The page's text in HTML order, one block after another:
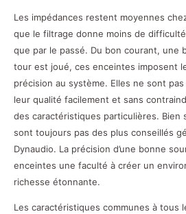
Les impédances restent moyennes
que le filtrage donne moins de
que par le passé. Du bon courant, une
tour est joué, ces enceintes imposent
précision au système. Elles ne sont
leur qualité facilement et sans
des caractéristiques particulières. Bien
sont toujours pas des plus conseillés
Dynaudio. La précision d’une bonne
enceintes une faculté à créer un
richesse étonnante.
Les caractéristiques communes à tous